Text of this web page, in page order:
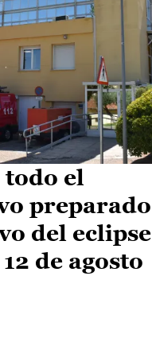
todo el
preparado
del eclipse
de agosto